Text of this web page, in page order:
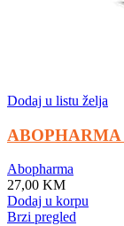
Dodaj u listu želja
ABOPHARMA
Abopharma
27,00 KM
Dodaj u korpu
Brzi pregled